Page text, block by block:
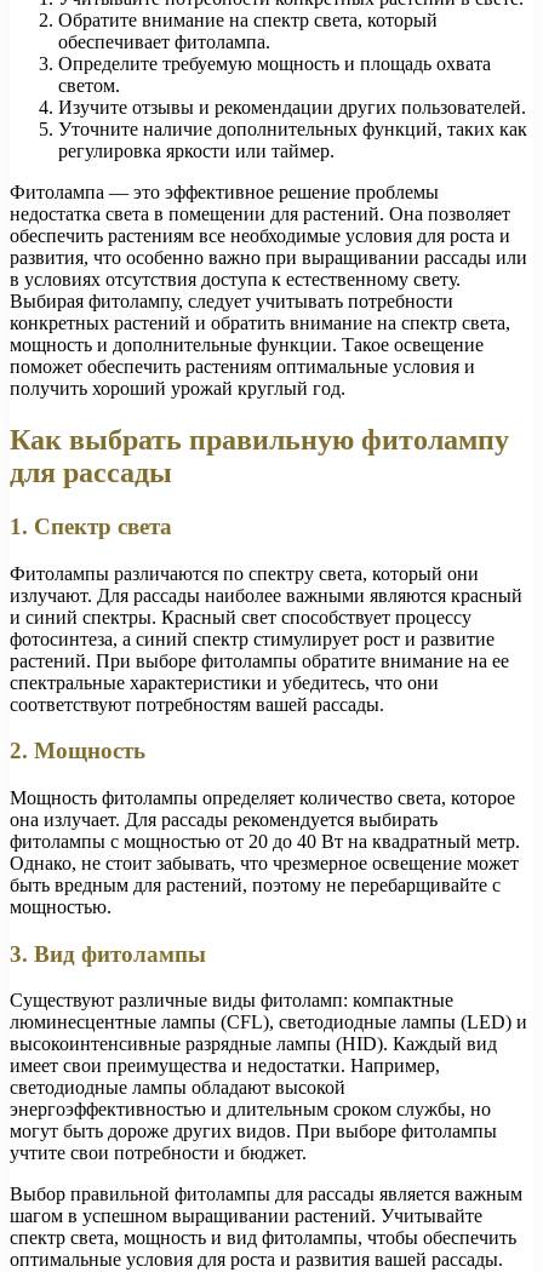
Обратите внимание на спектр света, который
обеспечивает фитолампа.
Определите требуемую мощность и площадь охвата
светом.
Изучите отзывы и рекомендации других пользователей.
Уточните наличие дополнительных функций, таких как
регулировка яркости или таймер.
Фитолампа — это эффективное решение проблемы
недостатка света в помещении для растений. Она позволяет
обеспечить растениям все необходимые условия для роста и
развития, что особенно важно при выращивании рассады или
в условиях отсутствия доступа к естественному свету.
Выбирая фитолампу, следует учитывать потребности
конкретных растений и обратить внимание на спектр света,
мощность и дополнительные функции. Такое освещение
поможет обеспечить растениям оптимальные условия и
получить хороший урожай круглый год.
Как выбрать правильную фитолампу
для рассады
1. Спектр света
Фитолампы различаются по спектру света, который они
излучают. Для рассады наиболее важными являются красный
и синий спектры. Красный свет способствует процессу
фотосинтеза, а синий спектр стимулирует рост и развитие
растений. При выборе фитолампы обратите внимание на ее
спектральные характеристики и убедитесь, что они
соответствуют потребностям вашей рассады.
2. Мощность
Мощность фитолампы определяет количество света, которое
она излучает. Для рассады рекомендуется выбирать
фитолампы с мощностью от 20 до 40 Вт на квадратный метр.
Однако, не стоит забывать, что чрезмерное освещение может
быть вредным для растений, поэтому не перебарщивайте с
мощностью.
3. Вид фитолампы
Существуют различные виды фитоламп: компактные
люминесцентные лампы (CFL), светодиодные лампы (LED) и
высокоинтенсивные разрядные лампы (HID). Каждый вид
имеет свои преимущества и недостатки. Например,
светодиодные лампы обладают высокой
энергоэффективностью и длительным сроком службы, но
могут быть дороже других видов. При выборе фитолампы
учтите свои потребности и бюджет.
Выбор правильной фитолампы для рассады является важным
шагом в успешном выращивании растений. Учитывайте
спектр света, мощность и вид фитолампы, чтобы обеспечить
оптимальные условия для роста и развития вашей рассады.